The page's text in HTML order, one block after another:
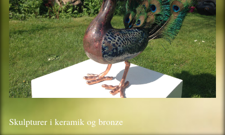
Skulpturer i keramik og bronze